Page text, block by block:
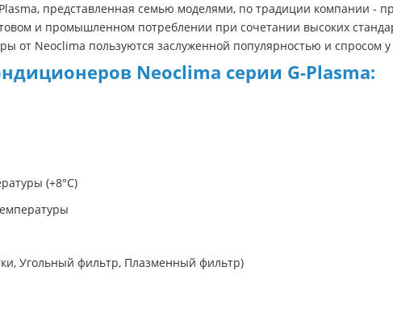
представленная семью моделями, по традиции компании -
и промышленном потреблении при сочетании высоких
от Neoclima пользуются заслуженной популярностью и спросом
Neoclima серии G-Plasma:
(+8°С)
Угольный фильтр, Плазменный фильтр)